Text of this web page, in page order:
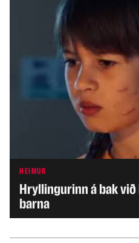
HEIMUR
Hryllingurinn á bak
barna